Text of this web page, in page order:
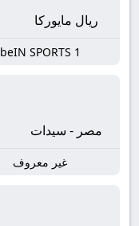
ريال مايوركا
beIN SPORTS 1
مصر - سيدات
غير معروف